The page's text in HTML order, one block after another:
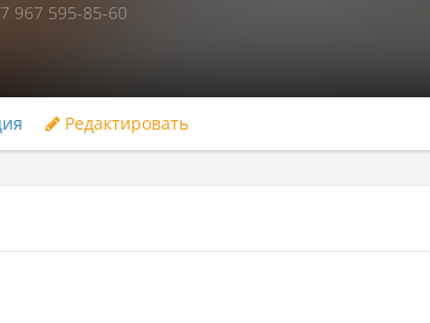
967 595-85-60
Редактировать